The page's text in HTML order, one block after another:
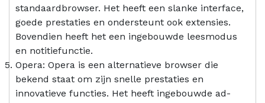
standaardbrowser. Het heeft een slanke interface,
goede prestaties en ondersteunt ook extensies.
Bovendien heeft het een ingebouwde leesmodus
en notitiefunctie.
Opera: Opera is een alternatieve browser die
bekend staat om zijn snelle prestaties en
innovatieve functies. Het heeft ingebouwde ad-